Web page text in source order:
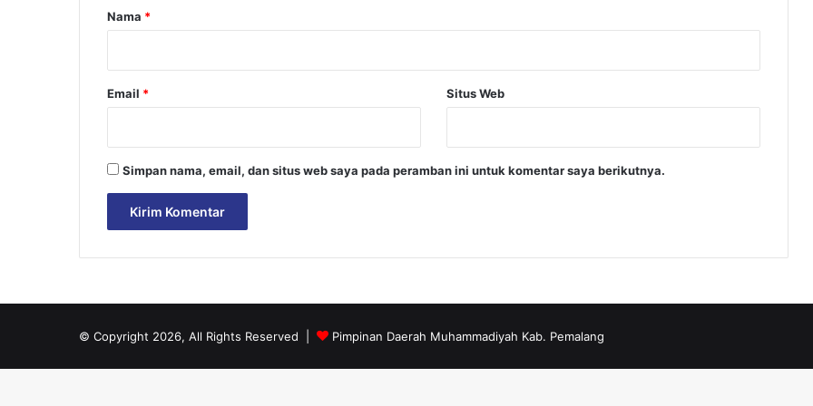
rNama *
Email * Situs Web
Simpan nama, email, dan situs web saya pada peramban ini untuk komentar saya berikutnya.
© Copyright 2026, All Rights Reserved | Pimpinan Daerah Muhammadiyah Kab. Pemalang